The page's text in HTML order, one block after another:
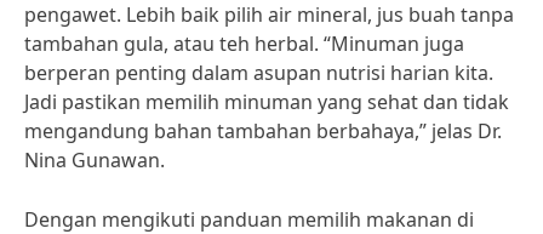
pengawet. Lebih baik pilih air mineral, jus buah tanpa
tambahan gula, atau teh herbal. “Minuman juga
berperan penting dalam asupan nutrisi harian kita.
Jadi pastikan memilih minuman yang sehat dan tidak
mengandung bahan tambahan berbahaya,” jelas Dr.
Nina Gunawan.
Dengan mengikuti panduan memilih makanan di